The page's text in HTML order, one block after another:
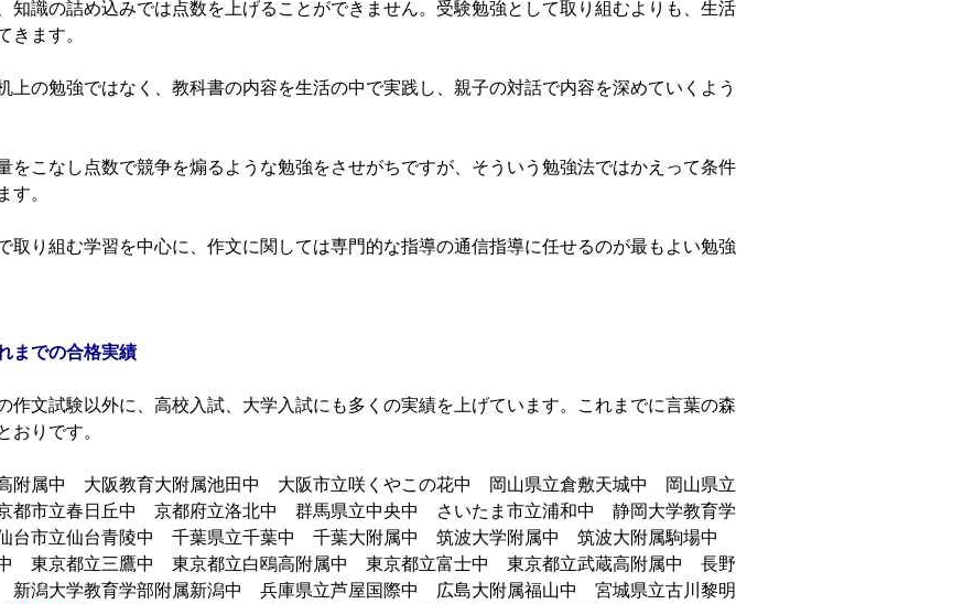
識の詰め込みでは点数を上げることができません。受験勉強として取り組むよりも、生活
きます。
の勉強ではなく、教科書の内容を生活の中で実践し、親子の対話で内容を深めていくよう
こなし点数で競争を煽るような勉強をさせがちですが、そういう勉強法ではかえって条件
す。
り組む学習を中心に、作文に関しては専門的な指導の通信指導に任せるのが最もよい勉強
までの合格実績
文試験以外に、高校入試、大学入試にも多くの実績を上げています。これまでに言葉の森
おりです。
附属中 大阪教育大附属池田中 大阪市立咲くやこの花中 岡山県立倉敷天城中 岡山県立
市立春日丘中 京都府立洛北中 群馬県立中央中 さいたま市立浦和中 静岡大学教育学
台市立仙台青陵中 千葉県立千葉中 千葉大附属中 筑波大学附属中 筑波大附属駒場中
東京都立三鷹中 東京都立白鴎高附属中 東京都立富士中 東京都立武蔵高附属中 長野
潟大学教育学部附属新潟中 兵庫県立芦屋国際中 広島大附属福山中 宮城県立古川黎明